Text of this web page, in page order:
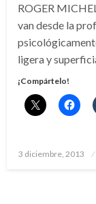
ROGER
van desde la
ligera y
¡Compártelo!
Publicado
3 diciembre, 2013